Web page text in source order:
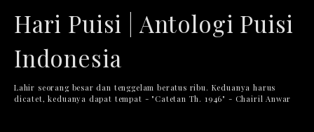
Hari Puisi | Antologi Puisi
Indonesia
Lahir seorang besar dan tenggelam beratus ribu. Keduanya harus
dicatet, keduanya dapat tempat - "Catetan Th. 1946" - Chairil Anwar